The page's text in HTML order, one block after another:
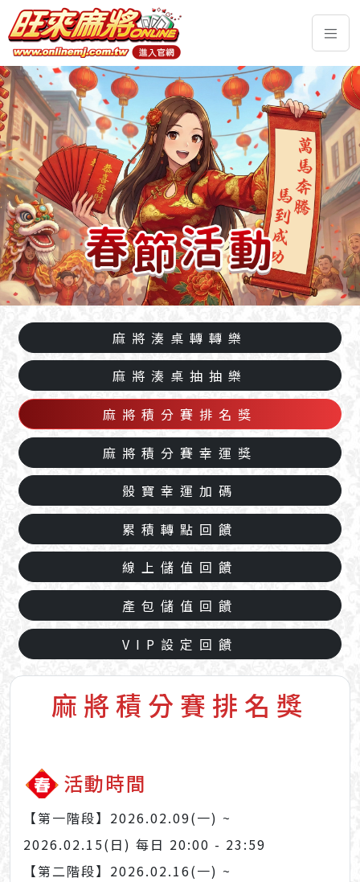
麻將湊桌轉轉樂
麻將湊桌抽抽樂
麻將積分賽排名獎
麻將積分賽幸運獎
骰寶幸運加碼
累積轉點回饋
線上儲值回饋
產包儲值回饋
VIP設定回饋
麻將積分賽排名獎
活動時間
【第一階段】2026.02.09(一) ~
2026.02.15(日) 每日 20:00 - 23:59
【第二階段】2026.02.16(一) ~